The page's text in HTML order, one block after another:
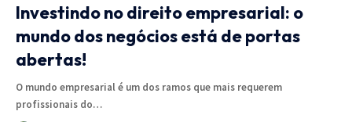
Investindo no direito empresarial: o
mundo dos negócios está de portas
abertas!
O mundo empresarial é um dos ramos que mais requerem
profissionais do…